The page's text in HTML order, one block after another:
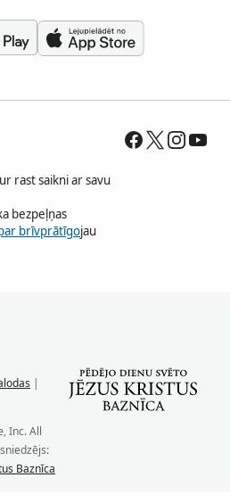
rast saikni ar savu
bezpeļņas
brīvprātīgojau
|
Inc. All
Baznīca